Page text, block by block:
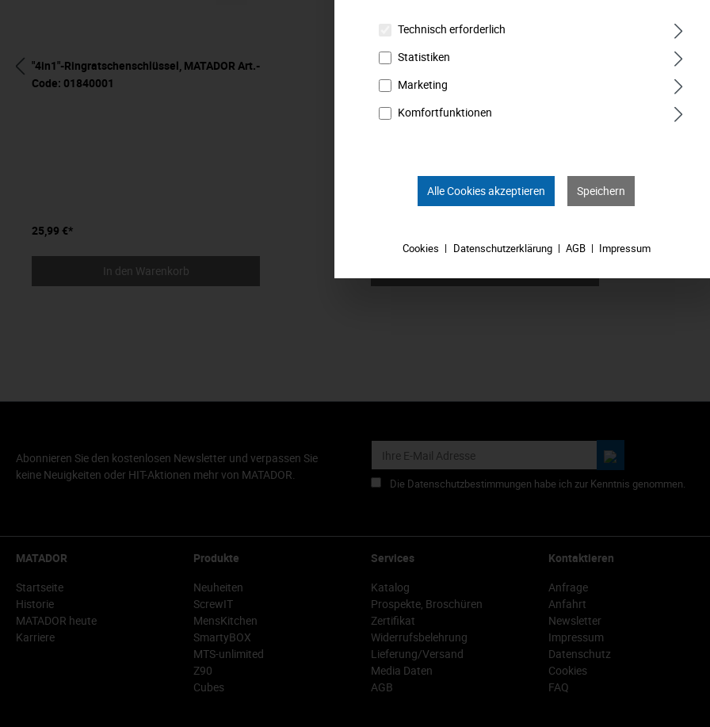
"4in1"-Ringratschenschlüssel, MATADOR Art.-
Code: 01840001
25,99 €*
In den Warenkorb
Adapter für Bohrmaschine, M 6,3 mm (1/4") x
M 6,3 mm (1/4") , MATADOR Art.-Code:
Abonnieren Sie den kostenlosen Newsletter und verpassen Sie
keine Neuigkeiten oder HIT-Aktionen mehr von MATADOR.
Die Datenschutzbestimmungen habe ich zur Kenntnis genommen.
MATADOR
Startseite
Historie
MATADOR heute
Karriere
Produkte
Neuheiten
ScrewIT
MensKitchen
SmartyBOX
MTS-unlimited
Z90
Cubes
Services
Katalog
Prospekte, Broschüren
Zertifikat
Widerrufsbelehrung
Lieferung/Versand
Media Daten
AGB
Kontaktieren
Anfrage
Anfahrt
Newsletter
Impressum
Datenschutz
Cookies
FAQ
Technisch erforderlich
Statistiken
Marketing
Komfortfunktionen
Alle Cookies akzeptieren Speichern
Cookies Datenschutzerklärung AGB Impressum